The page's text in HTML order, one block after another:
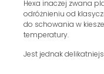
Hexa inaczej zwana
odróżnieniu od
do schowania w
temperatury.
Jest jednak